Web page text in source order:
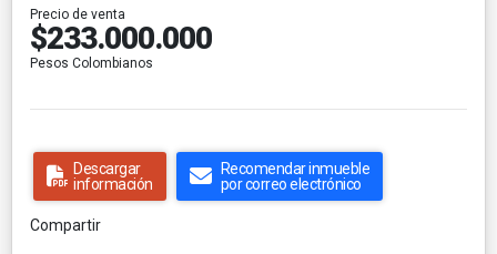
Precio de venta
$233.000.000
Pesos Colombianos
Descargar
información
Recomendar inmueble
por correo electrónico
Compartir